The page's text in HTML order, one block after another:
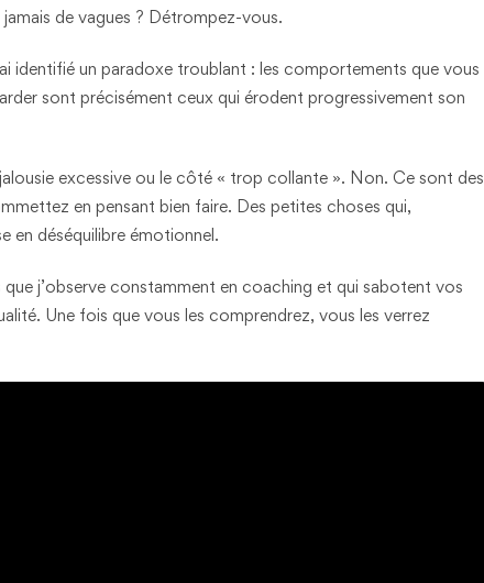
de vagues ? Détrompez-vous.
identifié un paradoxe troublant : les comportements que vous
sont précisément ceux qui érodent progressivement son
excessive ou le côté « trop collante ». Non. Ce sont des
en pensant bien faire. Des petites choses qui,
en déséquilibre émotionnel.
j’observe constamment en coaching et qui sabotent vos
Une fois que vous les comprendrez, vous les verrez